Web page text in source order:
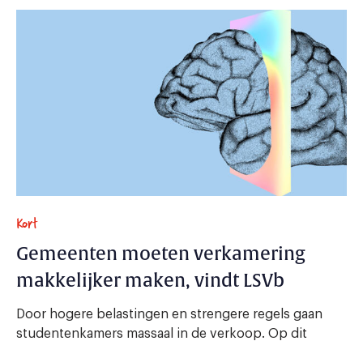
Kort
Gemeenten moeten verkamering
makkelijker maken, vindt LSVb
Door hogere belastingen en strengere regels gaan
studentenkamers massaal in de verkoop. Op dit